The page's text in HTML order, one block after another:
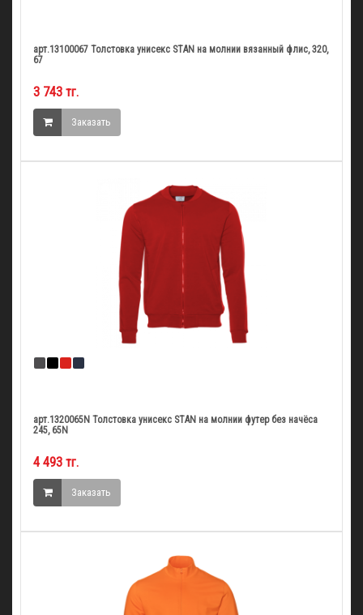
арт.13100067 Толстовка унисекс STAN на молнии вязанный флис, 320,
67
3 743 тг.
Заказать
арт.1320065N Толстовка унисекс STAN на молнии футер без начёса
245, 65N
4 493 тг.
Заказать